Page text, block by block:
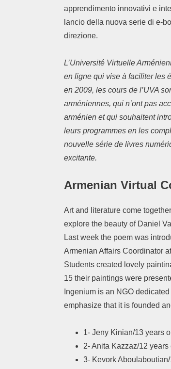
apprendimento innovativi e
lancio della nuova serie di e-
direzione.
L’Université Virtuelle
en ligne qui vise à faciliter les
en 2009, les cours de l’UVA
arméniennes, qui n’ont pas
arménien et qui souhaitent
leurs programmes en les
nouvelle série de livres
excitante.
Armenian Virtual
Art and literature come
explore the beauty of Daniel
Last week the poem was
Armenian Affairs Coordinator
Students created lovely
15 their paintings were
Ingenium is an NGO
emphasize that it is founded
1- Jeny Kinian/13 years
2- Anita Kazzaz/12 years
3- Kevork